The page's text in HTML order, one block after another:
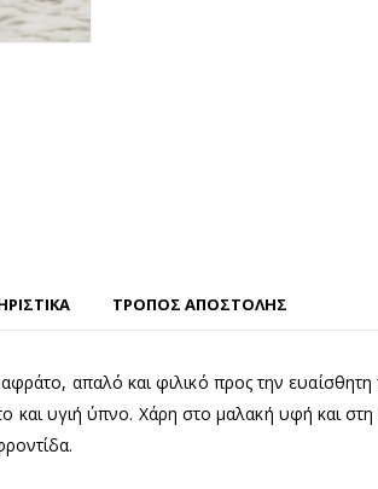
ΤΡΟΠΟΣ ΑΠΟΣΤΟΛΗΣ
απαλό και φιλικό προς την ευαίσθητη
υγιή ύπνο. Χάρη στο μαλακή υφή και